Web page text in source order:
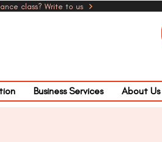
class? Write to us
Business Services About Us